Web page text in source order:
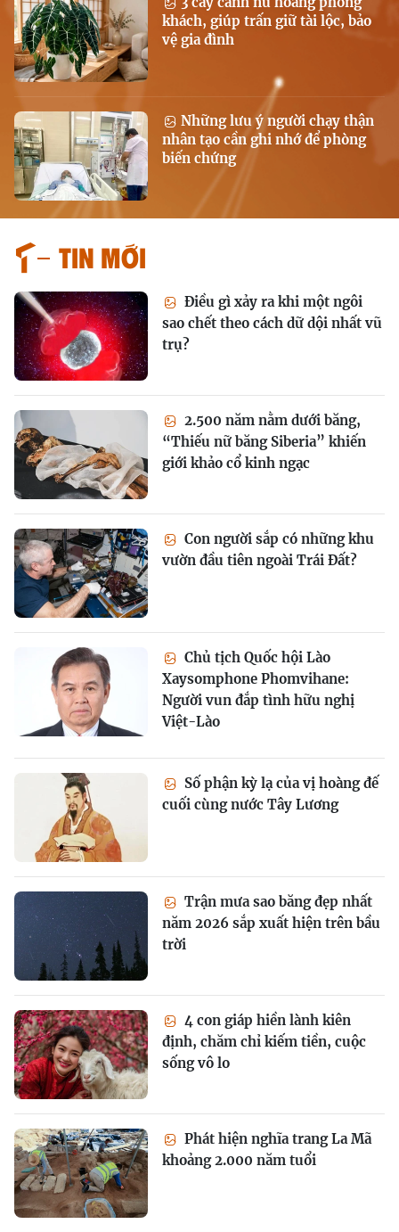
khách, giúp trấn giữ tài lộc, bảo
vệ gia đình
Những lưu ý người chạy thận
nhân tạo cần ghi nhớ để phòng
biến chứng
Tin mới
Điều gì xảy ra khi một ngôi
sao chết theo cách dữ dội nhất vũ
trụ?
2.500 năm nằm dưới băng,
“Thiếu nữ băng Siberia” khiến
giới khảo cổ kinh ngạc
Con người sắp có những khu
vườn đầu tiên ngoài Trái Đất?
Chủ tịch Quốc hội Lào
Xaysomphone Phomvihane:
Người vun đắp tình hữu nghị
Việt-Lào
Số phận kỳ lạ của vị hoàng đế
cuối cùng nước Tây Lương
Trận mưa sao băng đẹp nhất
năm 2026 sắp xuất hiện trên bầu
trời
4 con giáp hiền lành kiên
định, chăm chỉ kiếm tiền, cuộc
sống vô lo
Phát hiện nghĩa trang La Mã
khoảng 2.000 năm tuổi